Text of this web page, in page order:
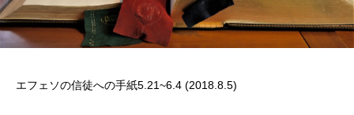
エフェソの信徒への手紙5.21~6.4 (2018.8.5)